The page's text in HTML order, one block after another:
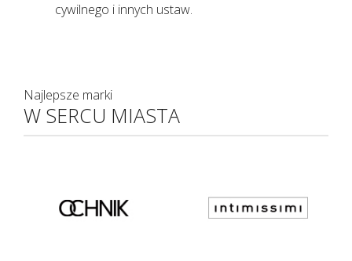
cywilnego i innych ustaw.
Najlepsze marki
W SERCU MIASTA